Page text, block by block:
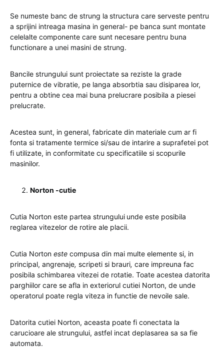
Se numeste banc de strung la structura care serveste pentru
a sprijini intreaga masina in general- pe banca sunt montate
celelalte componente care sunt necesare pentru buna
functionare a unei masini de strung.
Bancile strungului sunt proiectate sa reziste la grade
puternice de vibratie, pe langa absorbtia sau disiparea lor,
pentru a obtine cea mai buna prelucrare posibila a piesei
prelucrate.
Acestea sunt, in general, fabricate din materiale cum ar fi
fonta si tratamente termice si/sau de intarire a suprafetei pot
fi utilizate, in conformitate cu specificatiile si scopurile
masinilor.
Norton -cutie
Cutia Norton este partea strungului unde este posibila
reglarea vitezelor de rotire ale placii.
Cutia Norton este compusa din mai multe elemente si, in
principal, angrenaje, scripeti si brauri, care impreuna fac
posibila schimbarea vitezei de rotatie. Toate acestea datorita
parghiilor care se afla in exteriorul cutiei Norton, de unde
operatorul poate regla viteza in functie de nevoile sale.
Datorita cutiei Norton, aceasta poate fi conectata la
carucioare ale strungului, astfel incat deplasarea sa sa fie
automata.